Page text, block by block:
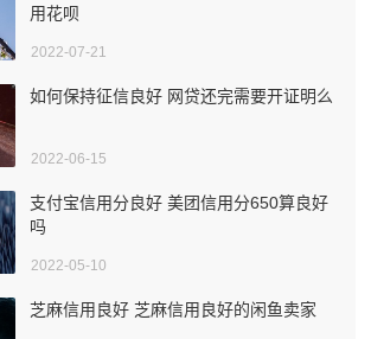
用花呗
2022-07-21
如何保持征信良好 网贷还完需要开证明么
2022-06-15
支付宝信用分良好 美团信用分650算良好
吗
2022-05-10
芝麻信用良好 芝麻信用良好的闲鱼卖家